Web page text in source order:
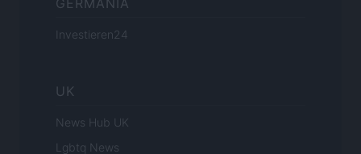
Investieren24
UK
News Hub UK
Lgbtq News